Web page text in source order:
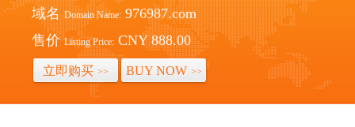
域名 Domain Name: 976987.com
售价 Listing Price: CNY 888.00
立即购买 >> BUY NOW >>